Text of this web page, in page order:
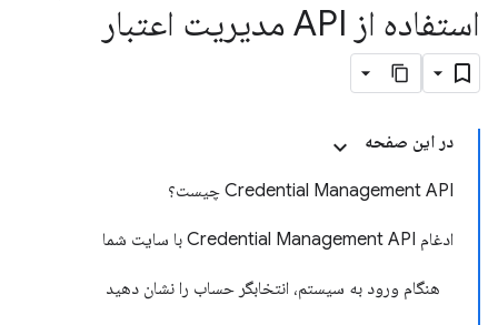
استفاده از API مدیریت اعتبار
در این صفحه
Credential Management API چیست؟
ادغام Credential Management API با سایت شما
هنگام ورود به سیستم، انتخابگر حساب را نشان دهید